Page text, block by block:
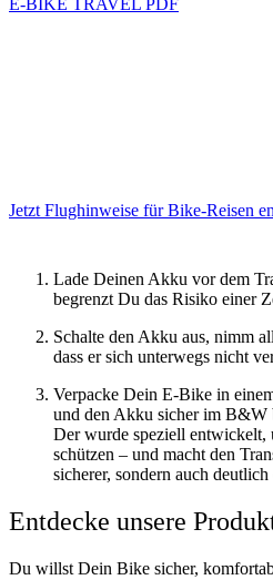
Jetzt Flughinweise für Bike-Reisen
Lade Deinen Akku vor dem
begrenzt Du das Risiko einer
Schalte den Akku aus, nimm
dass er sich unterwegs nicht
Verpacke Dein E-Bike in
und den Akku sicher im B&W
Der wurde speziell entwickelt,
schützen – und macht den
sicherer, sondern auch deutlich
Entdecke unsere
Du willst Dein Bike sicher,